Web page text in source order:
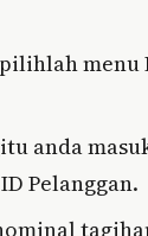
menu
anda
Pelanggan.